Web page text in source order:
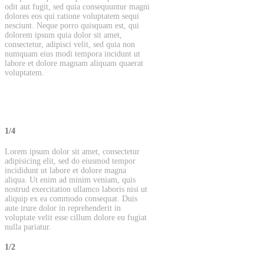
odit aut fugit, sed quia consequuntur magni
dolores eos qui ratione voluptatem sequi
nesciunt. Neque porro quisquam est, qui
dolorem ipsum quia dolor sit amet,
consectetur, adipisci velit, sed quia non
numquam eius modi tempora incidunt ut
labore et dolore magnam aliquam quaerat
voluptatem.
1/4
Lorem ipsum dolor sit amet, consectetur
adipisicing elit, sed do eiusmod tempor
incididunt ut labore et dolore magna
aliqua. Ut enim ad minim veniam, quis
nostrud exercitation ullamco laboris nisi ut
aliquip ex ea commodo consequat. Duis
aute irure dolor in reprehenderit in
voluptate velit esse cillum dolore eu fugiat
nulla pariatur.
1/2